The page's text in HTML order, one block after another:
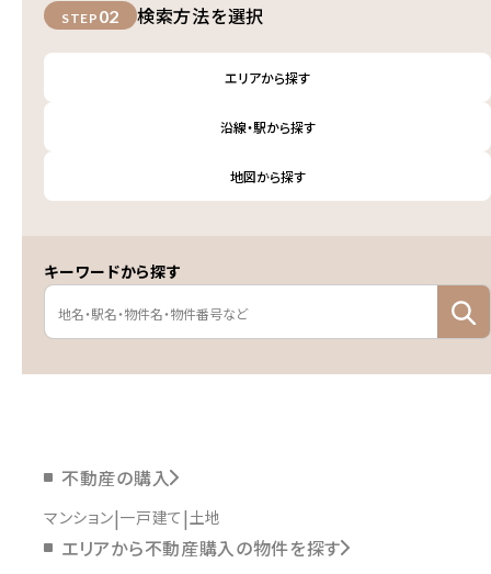
STEP 02 検索方法を選択
エリアから探す
沿線・駅から探す
地図から探す
キーワードから探す
不動産の購入
マンション 一戸建て 土地
エリアから不動産購入の物件を探す